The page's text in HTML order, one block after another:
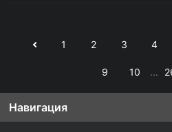
1 2 3 4
9 10 ...
Навигация